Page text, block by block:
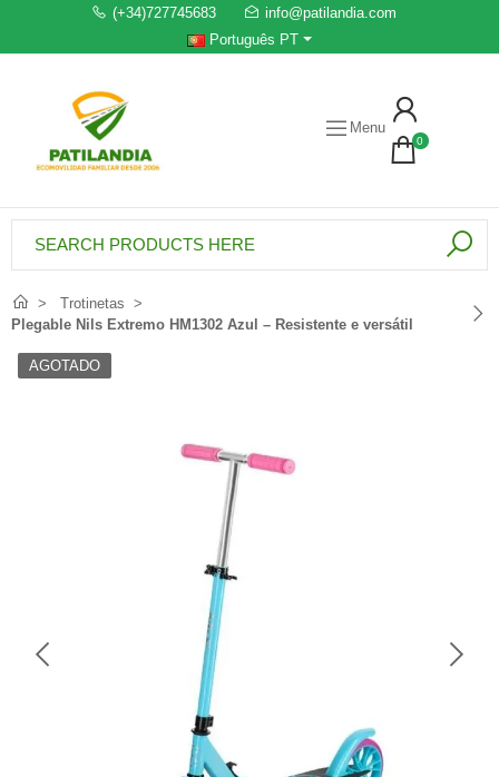
(+34)727745683
info@patilandia.com
Português PT
Menu
0
Trotinetas
Plegable Nils Extremo HM1302 Azul – Resistente e versátil
AGOTADO